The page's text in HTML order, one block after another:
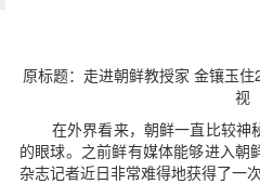
原标题：走进朝鲜教授家 金镶玉
视
在外界看来，朝鲜一直比较神
的眼球。之前鲜有媒体能够进入朝
杂志记者近日非常难得地获得了一